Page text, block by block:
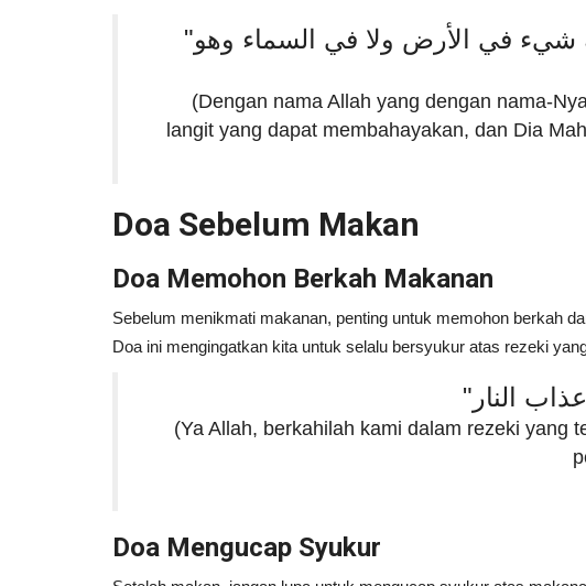
"بسم الله الذي لا يضر مع اسمه شيء في الأرض ولا في السماء وهو
(Dengan nama Allah yang dengan nama-
langit yang dapat membahayakan, dan Dia
Doa Sebelum Makan
Doa Memohon Berkah Makanan
Sebelum menikmati makanan, penting untuk memohon berkah
Doa ini mengingatkan kita untuk selalu bersyukur atas rezeki
(Ya Allah, berkahilah kami dalam rezeki yang
Doa Mengucap Syukur